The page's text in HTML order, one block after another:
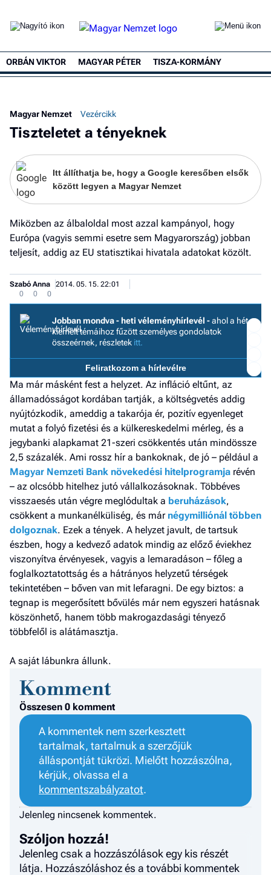
- heti
ORBÁN VIKTOR MAGYAR PÉTER TISZA-KORMÁNY
Magyar Nemzet Vezércikk
Tiszteletet a tényeknek
Itt állíthatja be, hogy a Google keresőben elsők
között legyen a Magyar Nemzet
Miközben az álbaloldal most azzal kampányol, hogy
Európa (vagyis semmi esetre sem Magyarország) jobban
teljesít, addig az EU statisztikai hivatala adatokat közölt.
Szabó Anna
2014. 05. 15. 22:01
0
0 0
Jobban mondva - heti véleményhírlevél -ahol a hét
kiemelt témáihoz fűzött személyes gondolatok
összeérnek, részletek itt.
Feliratkozom a hírlevélre
Ma már másként fest a helyzet. Az infláció eltűnt, az
államadósságot kordában tartják, a költségvetés addig
nyújtózkodik, ameddig a takarója ér, pozitív egyenleget
mutat a folyó fizetési és a külkereskedelmi mérleg, és a
jegybanki alapkamat 21-szeri csökkentés után mindössze
2,5 százalék. Ami rossz hír a bankoknak, de jó – például a
Magyar Nemzeti Bank növekedési hitelprogramja révén
– az olcsóbb hitelhez jutó vállalkozásoknak. Többéves
visszaesés után végre meglódultak a beruházások,
csökkent a munkanélküliség, és már négymilliónál többen
dolgoznak. Ezek a tények. A helyzet javult, de tartsuk
észben, hogy a kedvező adatok mindig az előző éviekhez
viszonyítva érvényesek, vagyis a lemaradáson – főleg a
foglalkoztatottság és a hátrányos helyzetű térségek
tekintetében – bőven van mit lefaragni. De egy biztos: a
tegnap is megerősített bővülés már nem egyszeri hatásnak
köszönhető, hanem több makrogazdasági tényező
többfelől is alátámasztja.
A saját lábunkra állunk.
Komment
Összesen 0 komment
A kommentek nem szerkesztett
tartalmak, tartalmuk a szerzőjük
álláspontját tükrözi. Mielőtt hozzászólna,
kérjük, olvassa el a
kommentszabályzatot.
Jelenleg nincsenek kommentek.
Szóljon hozzá!
Jelenleg csak a hozzászólások egy kis részét
látja. Hozzászóláshoz és a további kommentek